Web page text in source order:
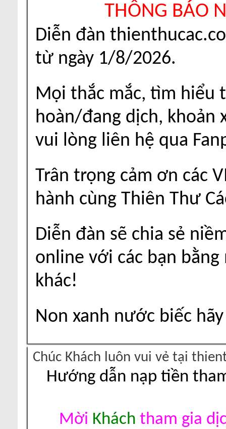
THÔNG BÁO
Diễn đàn
từ ngày 1/8/2026.
Mọi thắc mắc, tìm hiểu
hoàn/đang dịch, khoản
vui lòng liên hệ qua
Trân trọng cảm ơn các
hành cùng Thiên Thư
Diễn đàn sẽ chia sẻ
online với các bạn
khác!
Non xanh nước biếc
Chúc Khách luôn vui vẻ tại
Hướng dẫn nạp tiền
Mời Khách tham gia